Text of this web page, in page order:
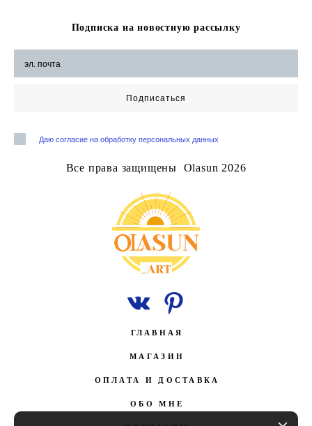
Подписка на новостную рассылку
Подписаться
Даю согласие на обработку персональных данных
Все права защищены Olasun 2026
ГЛАВНАЯ
МАГАЗИН
ОПЛАТА И ДОСТАВКА
ОБО МНЕ